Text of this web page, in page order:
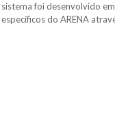
sistema foi desenvolvido
específicos do ARENA